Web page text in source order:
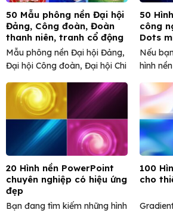
50 Mẫu phông nền Đại hội
Đảng, Công đoàn, Đoàn
thanh niên, tranh cổ động
đẹp
Mẫu phông nền Đại hội Đảng,
Đại hội Công đoàn, Đại hội Chi
50
công
Dots
Nếu
hình
20 Hình nền PowerPoint
chuyên nghiệp có hiệu ứng
đẹp
Bạn đang tìm kiếm những hình
100
cho